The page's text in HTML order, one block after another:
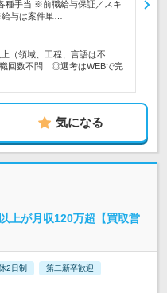
種手当 ※前職給与保証／スキ
与は案件単…
（領域、工程、言語は不
回数不問 ◎選考はWEBで完
気になる
上が月収120万超【買取営
2日制 第二新卒歓迎